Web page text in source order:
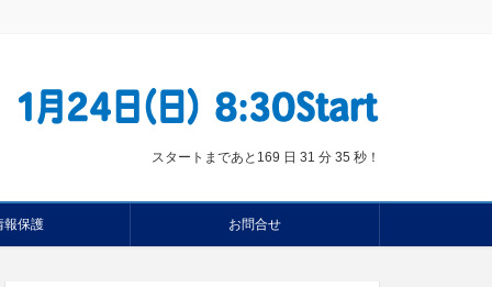
スタートまであと 169 日 31 分 34 秒 ！
報保護 お問合せ